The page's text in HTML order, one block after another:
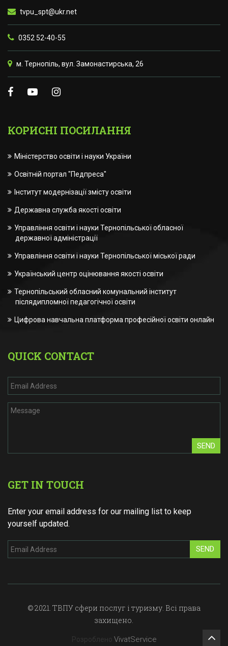
tvpu_spt@ukr.net
0352 52-40-55
м. Тернопіль, вул. Замонастирська, 26
КОРИСНІ ПОСИЛАННЯ
Міністерство освіти і науки України
Освітній портал "Педпреса"
Інститут модернізації змісту освіти
Державна служба якості освіти
Управління освіти і науки Тернопільської обласної
державної адміністрації
Управління освіти і науки Тернопільської міської ради
Український центр оцінювання якості освіти
Тернопільський обласний комунальний інститут
післядипломної педагогічної освіти
Цифрова навчальна платформа професійної освіти онлайн
QUICK CONTACT
SEND
GET IN TOUCH
Enter your email address for our mailing list to keep
yourself updated.
SEND
© 2021. ТВПУ сфери послуг і туризму. Всі права
захищено.
Розроблено VivatService